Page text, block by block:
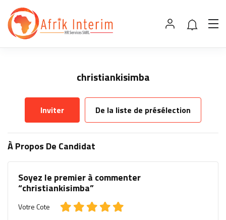
christiankisimba
Inviter De la liste de présélection
À Propos De Candidat
Soyez le premier à commenter
“christiankisimba”
Votre Cote